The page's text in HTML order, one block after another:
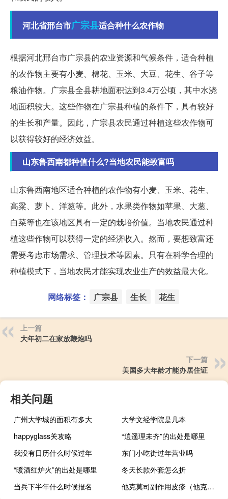
河北省邢台市广宗县适合种什么农作物
根据河北邢台市广宗县的农业资源和气候条件，适合种植
的农作物主要有小麦、棉花、玉米、大豆、花生、谷子等
粮油作物。广宗县全县耕地面积达到3.4万公顷，其中水浇
地面积较大。这些作物在广宗县种植的条件下，具有较好
的生长和产量。因此，广宗县农民通过种植这些农作物可
以获得较好的经济效益。
山东鲁西南都种值什么?当地农民能致富吗
山东鲁西南地区适合种植的农作物有小麦、玉米、花生、
高粱、萝卜、洋葱等。此外，水果类作物如苹果、大葱、
白菜等也在该地区具有一定的栽培价值。当地农民通过种
植这些作物可以获得一定的经济收入。然而，要想致富还
需要考虑市场需求、管理技术等因素。只有在科学合理的
种植模式下，当地农民才能实现农业生产的效益最大化。
网络标签： 广宗县 生长 花生
上一篇
大年初二在家放鞭炮吗
下一篇
美国多大年龄才能办居住证
相关问题
广州大学城的面积有多大
大学文经学院是几本
happyglass关攻略
“逍遥理未齐”的出处是哪里
我没有日历什么时候过年
东门小吃街过年营业吗
“暖酒红炉火”的出处是哪里
冬天长款外套怎么折
当兵下半年什么时候报名
他克莫司副作用皮疹（他克莫司副作用）